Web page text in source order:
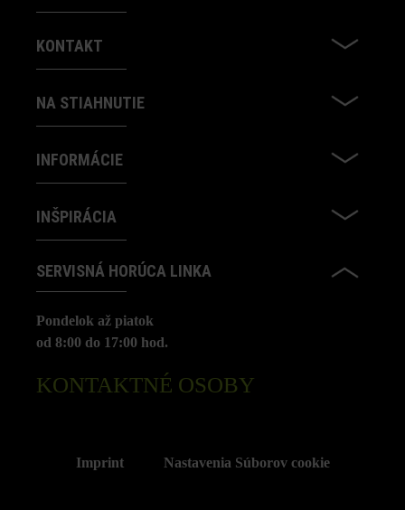
KONTAKT
NA STIAHNUTIE
INFORMÁCIE
INŠPIRÁCIA
SERVISNÁ HORÚCA LINKA
Pondelok až piatok
od 8:00 do 17:00 hod.
KONTAKTNÉ OSOBY
Imprint Nastavenia Súborov cookie